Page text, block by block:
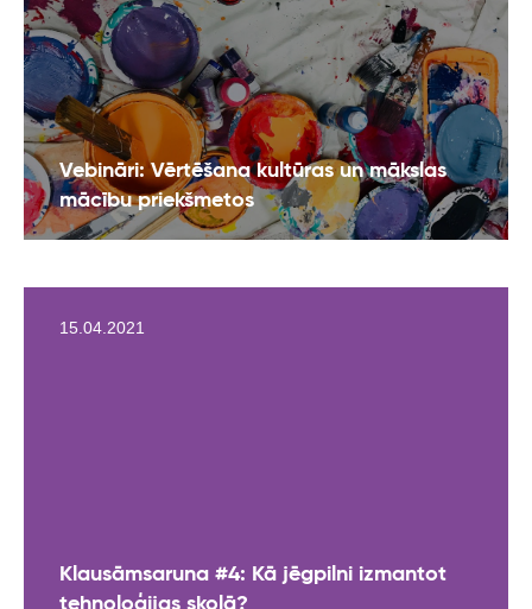
Vebināri: Vērtēšana kultūras un mākslas
mācību priekšmetos
15.04.2021
Klausāmsaruna #4: Kā jēgpilni izmantot
tehnoloģijas skolā?